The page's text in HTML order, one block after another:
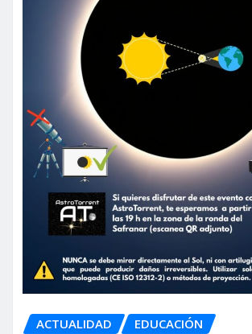
ACTUALIDAD
EDUCACIÓN